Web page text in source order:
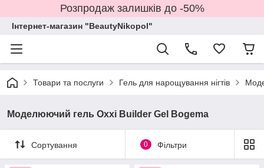
Розпродаж залишків до -50%
Інтернет-магазин "BeautyNikopol"
Товари та послуги Гель для нарощування нігтів
Моделюючий гель Oxxi Builder Gel Bogema
Сортування 0 Фільтри